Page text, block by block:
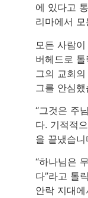
에 있다고
리마에서
모든 사람
버헤드로
그의 교회
그를 안심했
“그것은 주
다. 기적적
을 끝냈습니
“하나님은
다”라고 톨
안락 지대